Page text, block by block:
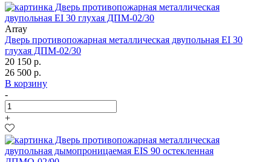
Array
Дверь противопожарная металлическая двупольная EI 30
глухая ДПМ-02/30
20 150 р.
26 500 р.
В корзину
-
+